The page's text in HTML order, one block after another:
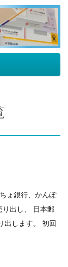
買い方
ょ銀行、かんぽ
り出し、 日本郵
出します。 初回